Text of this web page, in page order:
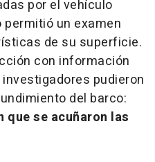
por el vehículo
un examen
de su superficie.
con información
pudieron
del barco:
que se acuñaron las